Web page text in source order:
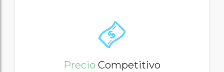
Precio Competitivo